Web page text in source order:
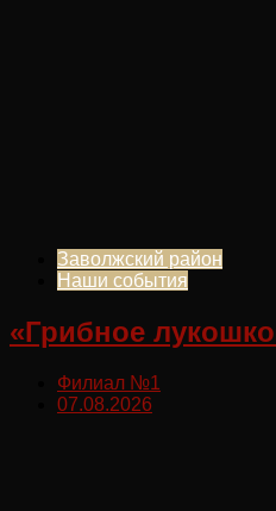
Заволжский район
Наши события
«Грибное
Филиал №1
07.08.2026